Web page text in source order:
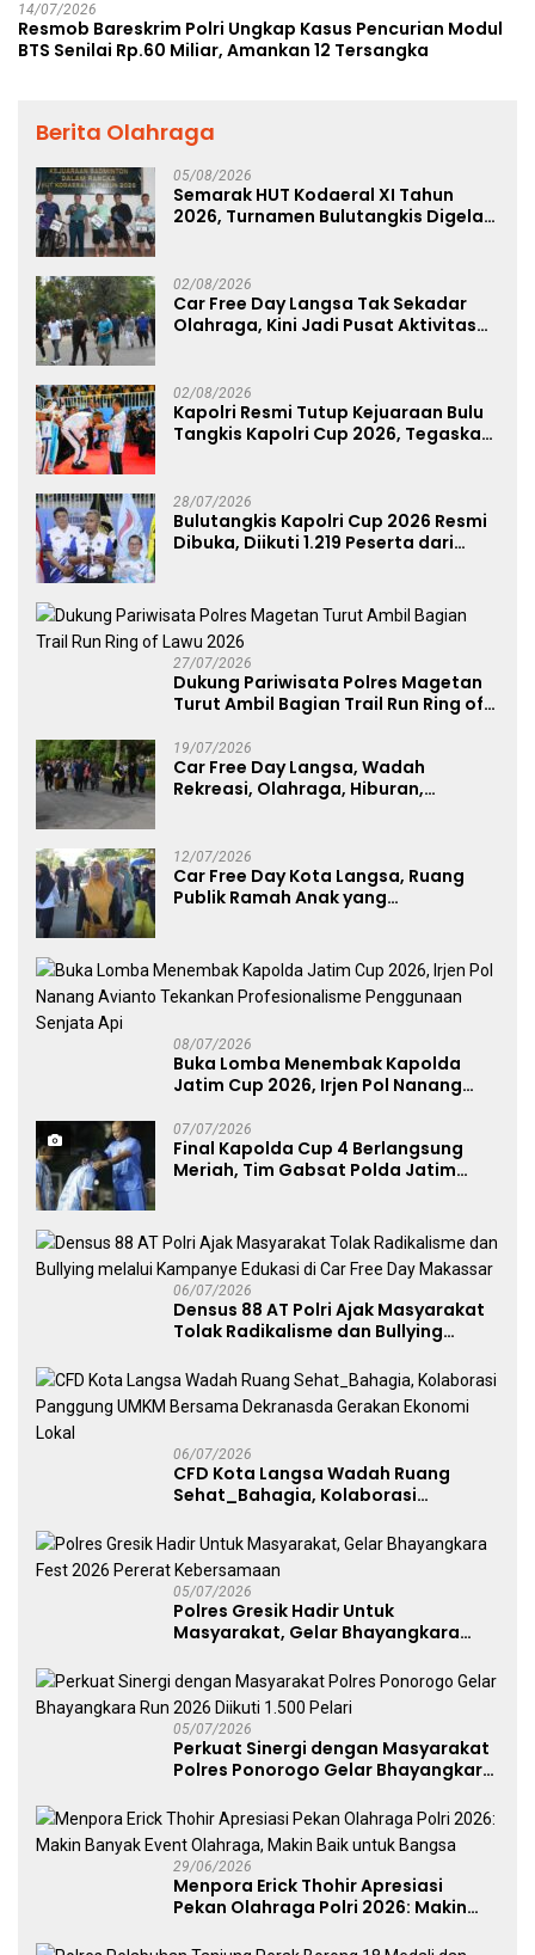
14/07/2026
Resmob Bareskrim Polri Ungkap Kasus Pencurian Modul
BTS Senilai Rp.60 Miliar, Amankan 12 Tersangka
Berita Olahraga
05/08/2026
Semarak HUT Kodaeral XI Tahun
2026, Turnamen Bulutangkis Digelar
02/08/2026
Car Free Day Langsa Tak Sekadar
Olahraga, Kini Jadi Pusat Aktivitas
02/08/2026
Kapolri Resmi Tutup Kejuaraan Bulu
Tangkis Kapolri Cup 2026, Tegaskan
28/07/2026
Bulutangkis Kapolri Cup 2026 Resmi
Dibuka, Diikuti 1.219 Peserta dari
27/07/2026
Dukung Pariwisata Polres Magetan
Turut Ambil Bagian Trail Run Ring of
19/07/2026
Car Free Day Langsa, Wadah
Rekreasi, Olahraga, Hiburan,
12/07/2026
Car Free Day Kota Langsa, Ruang
Publik Ramah Anak yang
08/07/2026
Buka Lomba Menembak Kapolda
Jatim Cup 2026, Irjen Pol Nanang
Penggunaan Senjata Api
07/07/2026
Final Kapolda Cup 4 Berlangsung
Meriah, Tim Gabsat Polda Jatim
06/07/2026
Densus 88 AT Polri Ajak Masyarakat
Tolak Radikalisme dan Bullying
Free Day Makassar
06/07/2026
CFD Kota Langsa Wadah Ruang
Sehat_Bahagia, Kolaborasi
Dekranasda Gerakan Ekonomi Lokal
05/07/2026
Polres Gresik Hadir Untuk
Masyarakat, Gelar Bhayangkara
05/07/2026
Perkuat Sinergi dengan Masyarakat
Polres Ponorogo Gelar Bhayangkara
29/06/2026
Menpora Erick Thohir Apresiasi
Pekan Olahraga Polri 2026: Makin